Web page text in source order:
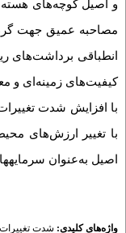
مصاحبه عمیق جهت
انطباقی برداشت‌های
کیفیت‌های زمینه‌ای و
با افزایش شدت
با تغییر ارزش‌های
اصیل به‌عنوان
واژه‌های کلیدی: شدت